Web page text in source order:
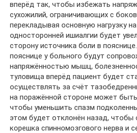
вперёд так, чтобы избежать
сухожилий, ограничивающих с
перекладывая основную нагрузку
односторонней ишиалгии будет
сторону источника боли в
пояснице у больного будут
напряжённостью мышц,
туловища вперёд пациент будет
осуществлять за счёт
на поражённой стороне может
чтобы уменьшить спазм
этом будет отклонён назад, чтобы
корешка спинномозгового нерва и